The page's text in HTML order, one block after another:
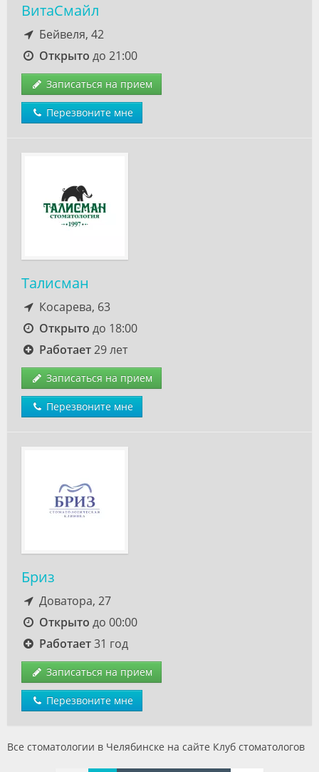
ВитаСмайл
Бейвеля, 42
Открыто до 21:00
Записаться на прием
Перезвоните мне
Талисман
Косарева, 63
Открыто до 18:00
Работает29 лет
Записаться на прием
Перезвоните мне
Бриз
Доватора, 27
Открыто до 00:00
Работает31 год
Записаться на прием
Перезвоните мне
Все стоматологии в Челябинске на сайте Клуб стоматологов